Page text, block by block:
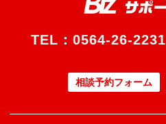
TEL： 0564-26-2231
相談予約フォーム